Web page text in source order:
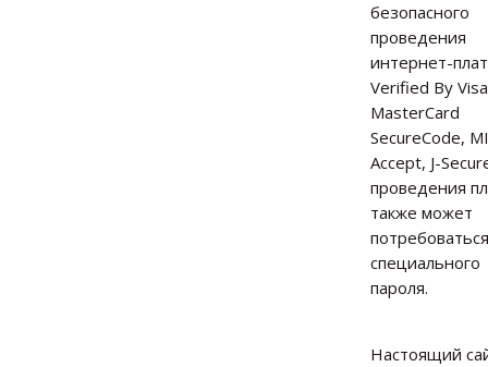
безопасного
проведения
интернет-
Verified By
MasterCard
SecureCode,
Accept, J-
проведения
также может
специального
пароля.
Настоящий